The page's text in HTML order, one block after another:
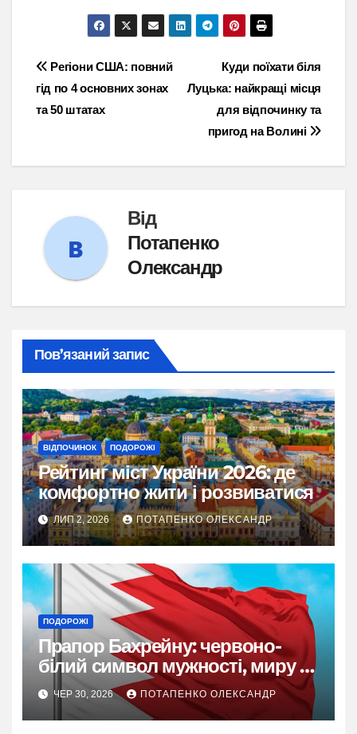
Навігація
записів
Куди поїхати біля
Луцька: найкращі місця
для відпочинку та
пригод на Волині
Регіони США: повний
гід по 4 основних зонах
та 50 штатах
Від
Потапенко
Олександр
Пов’язаний запис
ВІДПОЧИНОК ПОДОРОЖІ
Рейтинг міст України 2026: де
комфортно жити і розвиватися
ЛИП 2, 2026 ПОТАПЕНКО ОЛЕКСАНДР
ПОДОРОЖІ
Прапор Бахрейну: червоно-
білий символ мужності, миру та
ісламської ідентичності
ЧЕР 30, 2026 ПОТАПЕНКО ОЛЕКСАНДР